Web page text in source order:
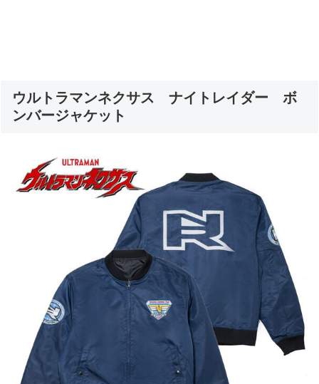
ウルトラマンネクサス ナイトレイダー ボ
ンバージャケット